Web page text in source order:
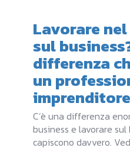
Lavorare
sul
differenza
un
imprenditore
C’è una differenza
business e lavorare
capiscono davvero.